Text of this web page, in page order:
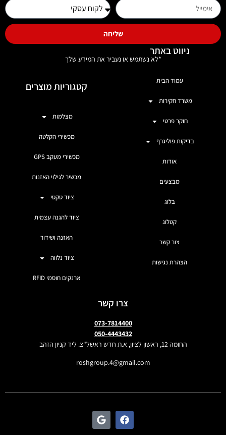
שליחה
*לא נשתמש או נעביר את המידע שלך
ניווט באתר
עמוד הבית
משרד חקירות
חוקר פרטי
בדיקות פוליגרף
אודות
מבצעים
בלוג
קטלוג
צור קשר
הצהרת נגישות
קטגוריות מוצרים
מצלמות
מכשירי הקלטה
מכשירי מעקב GPS
מכשיר לגילוי האזנות
ציוד טקטי
ציוד להגנה עצמית
האזנה ושידור
ציוד נלווה
ארנקים חוסמי RFID
צרו קשר
073-7814400
050-4443432
החומה 12, ראשון לציון, א.ת חדש ראשל"צ. ליד קניון הזהב
roshgroup.4@gmail.com